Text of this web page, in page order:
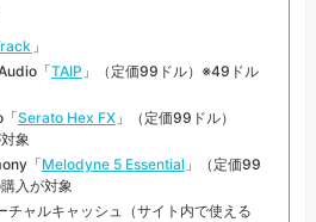
」
「TAIP 」（定価99ドル）※49ドル
「Serato Hex FX」（定価99ドル）
象
「Melodyne 5 Essential」（定価99
入が対象
チャルキャッシュ（サイト内で使える